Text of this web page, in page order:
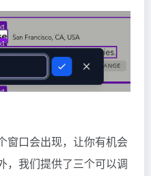
窗口会出现，让你有机会
，我们提供了三个可以调